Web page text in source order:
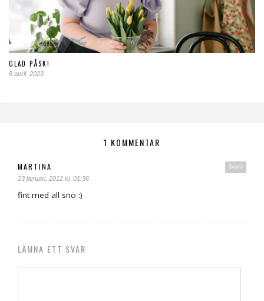
GLAD PÅSK!
8 april, 2023
1 KOMMENTAR
Svara
MARTINA
23 januari, 2012 kl. 01:36
fint med all snö :)
LÄMNA ETT SVAR